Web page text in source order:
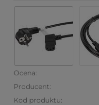
Ocena:
Producent:
Kod produktu: